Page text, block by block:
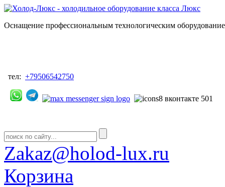
Оснащение профессиональным технологическим
тел: +79506542750
Zakaz@holod-lux.ru
Корзина